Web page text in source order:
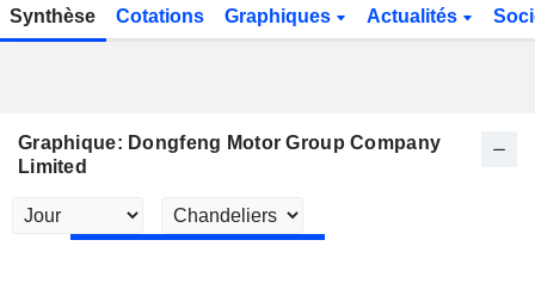
Synthèse Cotations Graphiques Actualités
Graphique: Dongfeng Motor Group Company
Limited